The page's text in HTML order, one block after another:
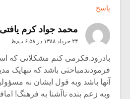
پاسخ
محمد جواد کرم یافتی
۲۴ خرداد ۱۳۸۸ در ۶:۵۸ ب٫ظ
بادرود.فکرمی کنم مشکلاتی که
فرمودندمباحثی باشد که تنهایک
آنها باشد وبه قول ایشان نه
وبه زعم بنده ناآشنا به فرهنگ!